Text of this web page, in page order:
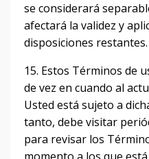
se considerará
afectará la validez y
disposiciones restantes.
15. Estos Términos de
de vez en cuando al
Usted está sujeto a
tanto, debe visitar
para revisar los